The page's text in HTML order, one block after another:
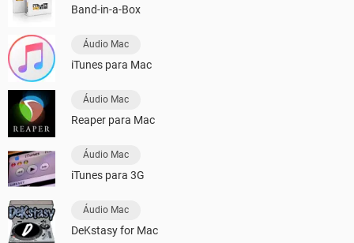
Band-in-a-Box
Áudio Mac
iTunes para Mac
Áudio Mac
Reaper para Mac
Áudio Mac
iTunes para 3G
Áudio Mac
DeKstasy for Mac